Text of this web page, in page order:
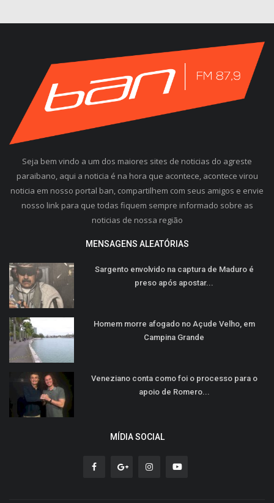
Seja bem vindo a um dos maiores sites de noticias do agreste
paraibano, aqui a noticia é na hora que acontece, acontece virou
noticia em nosso portal ban, compartilhem com seus amigos e envie
nosso link para que todas fiquem sempre informado sobre as
noticias de nossa região
MENSAGENS ALEATÓRIAS
Sargento envolvido na captura de Maduro é
preso após apostar...
Homem morre afogado no Açude Velho, em
Campina Grande
Veneziano conta como foi o processo para o
apoio de Romero...
MÍDIA SOCIAL